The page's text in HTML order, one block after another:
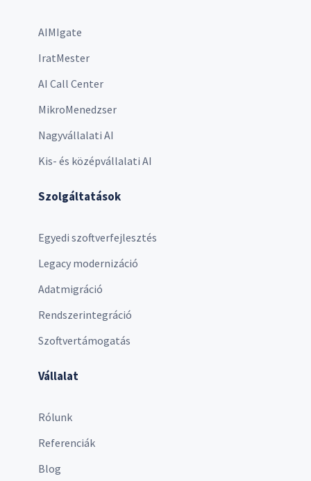
AIMIgate
IratMester
AI Call Center
MikroMenedzser
Nagyvállalati AI
Kis- és középvállalati AI
Szolgáltatások
Egyedi szoftverfejlesztés
Legacy modernizáció
Adatmigráció
Rendszerintegráció
Szoftvertámogatás
Vállalat
Rólunk
Referenciák
Blog